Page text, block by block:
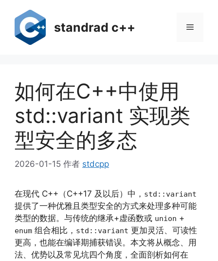
standrad c++ 菜
如何在C++中使用
std::variant 实现类
型安全的多态
2026-01-15 作者 stdcpp
在现代 C++（C++17 及以后）中， std::variant
提供了一种优雅且类型安全的方式来处理多种可能
类型的数据。与传统的继承+虚函数或 union +
enum 组合相比， std::variant 更加灵活、可读性
更高，也能在编译期捕获错误。本文将从概念、用
法、优势以及常见坑四个角度，全面剖析如何在